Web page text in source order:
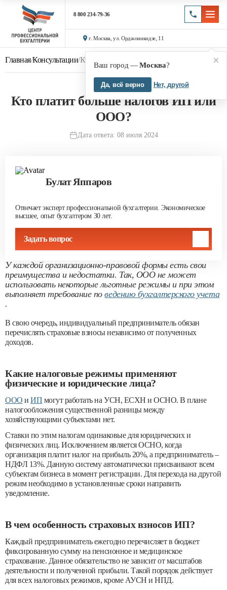
8 800 234-79-36
г. Москва, ул. Орджоникидзе, 11
×
Ваш город —Москва?
Да, всё верно Нет, другой
Главная/Консультации/Кто платит больше налогов ИП или ООО?
Кто платит больше налогов ИП или
ООО?
Дата ответа: 08 июля 2024
Булат Яппаров
Отвечает эксперт профессиональной бухгалтерии. Экономическое
высшее, опыт бухгалтером 30 лет.
Задать вопрос
У каждой организационно-правовой формы есть свои
преимущества и недостатки. Так, ООО не может
использовать некоторые льготные режимы и при этом
выполняет требование поведению бухгалтерского учета
.
В свою очередь, индивидуальный предприниматель обязан
перечислять страховые взносы независимо от полученных
доходов.
Какие налоговые режимы применяют
физические и юридические лица?
ООО иИП могут работать на УСН, ЕСХН и ОСНО. В плане
налогообложения существенной разницы между
хозяйствующими субъектами нет.
Ставки по этим налогам одинаковые для юридических и
физических лиц. Исключением является ОСНО, когда
организация платит налог на прибыль 20%, а предприниматель –
НДФЛ 13%. Данную систему автоматически присваивают всем
субъектам бизнеса в момент регистрации. Для перехода на другой
режим необходимо в установленные сроки направить
уведомление.
В чем особенность страховых взносов ИП?
Каждый предприниматель ежегодно перечисляет в бюджет
фиксированную сумму на пенсионное и медицинское
страхование. Данное обязательство не зависит от масштабов
деятельности и полученной прибыли. Такой порядок действует
для всех налоговых режимов, кроме АУСН и НПД.